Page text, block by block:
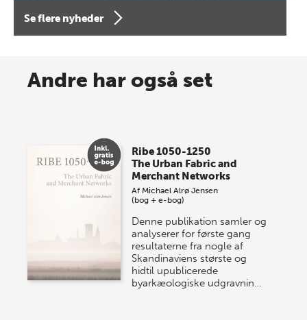
forfatterne bag vores nyes…
Spar op til 70% til sommer-
store sommer-lagersalg, så sæt kryds i kalenderen
onsdag den 10. j…
Se flere nyheder
Andre har også set
Ribe 1050-1250
The Urban Fabric and
Merchant Networks
Af Michael Alrø Jensen
(bog + e-bog)
Denne publikation samler og
analyserer for første gang
resultaterne fra nogle af
Skandinaviens største og
hidtil upublicerede
byarkæologiske udgravnin…